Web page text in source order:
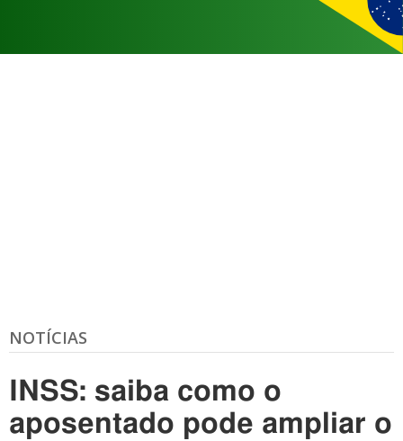
NOTÍCIAS
INSS: saiba como o
aposentado pode ampliar o